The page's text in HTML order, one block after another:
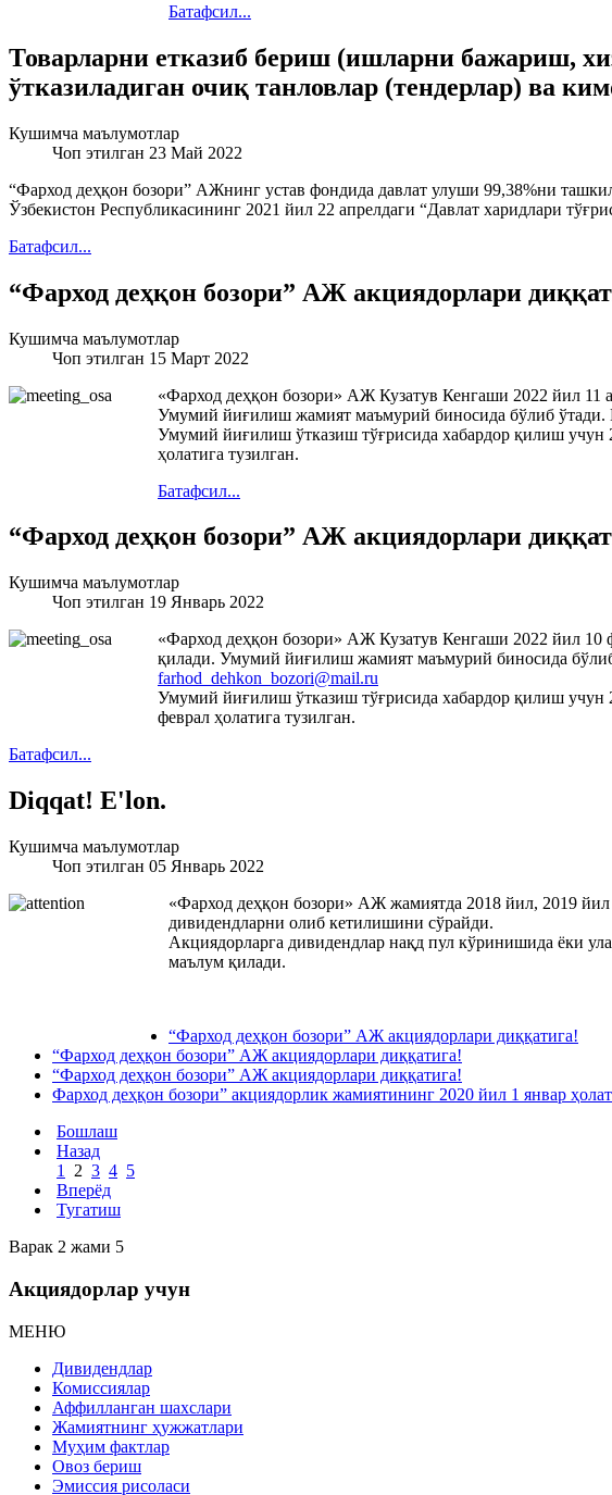
Батафсил...
Товарларни етказиб бериш (ишларни бажариш,
ўтказиладиган очиқ танловлар (тендерлар) ва
Кушимча маълумотлар
Чоп этилган 23 Май 2022
“Фарход деҳқон бозори” АЖнинг устав фондида давлат улуши 99,38%ни
Ўзбекистон Республикасининг 2021 йил 22 апрелдаги “Давлат харидлари
Батафсил...
“Фарход деҳқон бозори” АЖ акциядорлари
Кушимча маълумотлар
Чоп этилган 15 Март 2022
«Фарход деҳқон бозори» АЖ Кузатув Кенгаши 2022 йил 11
Умумий йиғилиш жамият маъмурий биносида бўлиб
Умумий йиғилиш ўтказиш тўғрисида хабардор қилиш учун
ҳолатига тузилган.
Батафсил...
“Фарход деҳқон бозори” АЖ акциядорлари
Кушимча маълумотлар
Чоп этилган 19 Январь 2022
«Фарход деҳқон бозори» АЖ Кузатув Кенгаши 2022 йил
қилади. Умумий йиғилиш жамият маъмурий биносида
farhod_dehkon_bozori@mail.ru
Умумий йиғилиш ўтказиш тўғрисида хабардор қилиш учун
феврал ҳолатига тузилган.
Батафсил...
Diqqat! E'lon.
Кушимча маълумотлар
Чоп этилган 05 Январь 2022
«Фарход деҳқон бозори» АЖ жамиятда 2018 йил, 2019 йил
дивидендларни олиб кетилишини сўрайди.
Акциядорларга дивидендлар нақд пул кўринишида ёки
маълум қилади.
“Фарход деҳқон бозори” АЖ акциядорлари диққатига!
“Фарход деҳқон бозори” АЖ акциядорлари диққатига!
“Фарход деҳқон бозори” АЖ акциядорлари диққатига!
Фарход деҳқон бозори” акциядорлик жамиятининг 2020 йил 1 январ
Бошлаш
Назад
1
2 3 4 5
Вперёд
Тугатиш
Варак 2 жами 5
Акциядорлар учун
МЕНЮ
Дивидендлар
Комиссиялар
Аффилланган шахслари
Жамиятнинг ҳужжатлари
Муҳим фактлар
Овоз бериш
Эмиссия рисоласи